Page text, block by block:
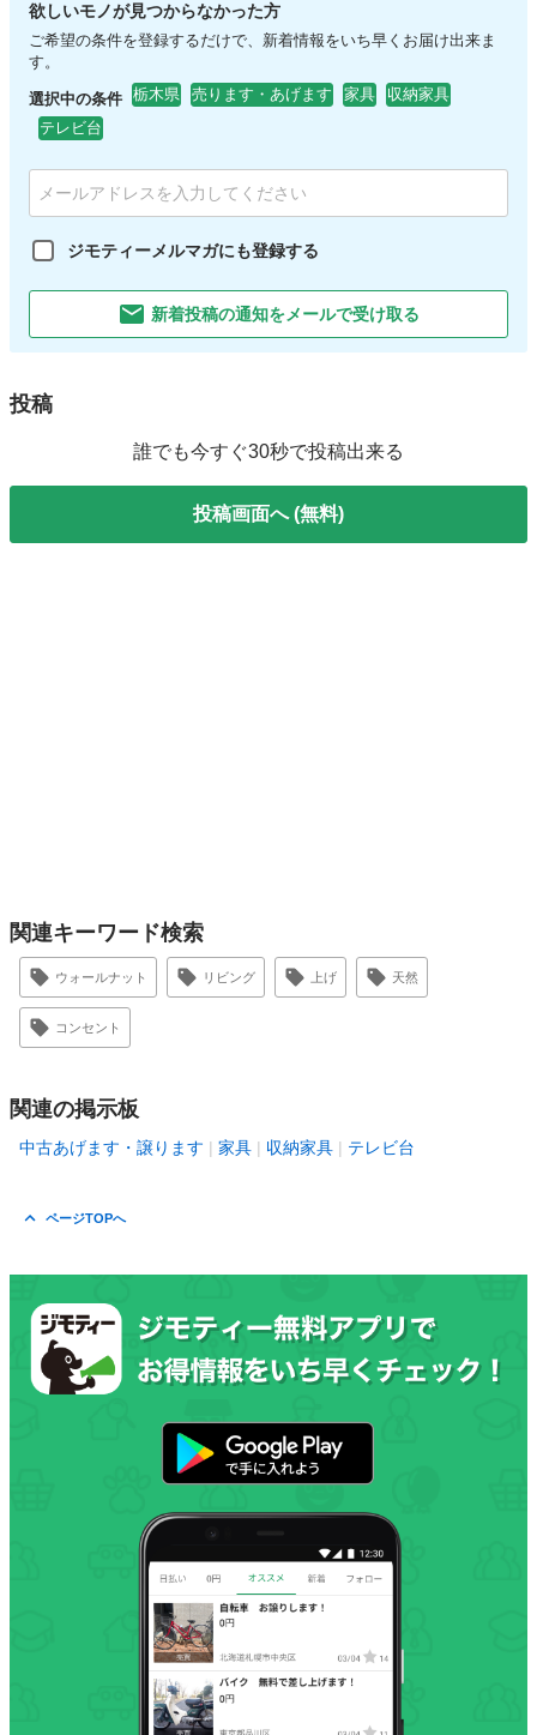
欲しいモノが見つからなかった方
ご希望の条件を登録するだけで、新着情報をいち早くお届け出来ま
す。
選択中の条件 栃木県 売ります・あげます 家具
収納家具
テレビ台
ジモティーメルマガにも登録する
新着投稿の通知をメールで受け取る
投稿
誰でも今すぐ30秒で投稿出来る
投稿画面へ (無料)
関連キーワード検索
ウォールナット リビング 上げ 天然
コンセント
関連の掲示板
中古あげます・譲ります 家具 収納家具 テレビ台
ページTOPへ